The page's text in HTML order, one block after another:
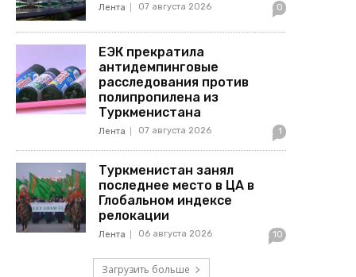
Лента 07 августа 2026 0
ЕЭК прекратила
антидемпинговые
расследования против
полипропилена из
Туркменистана
Лента 07 августа 2026 1
Туркменистан занял
последнее место в ЦА в
Глобальном индексе
релокации
Лента 06 августа 2026 10
Загрузить больше